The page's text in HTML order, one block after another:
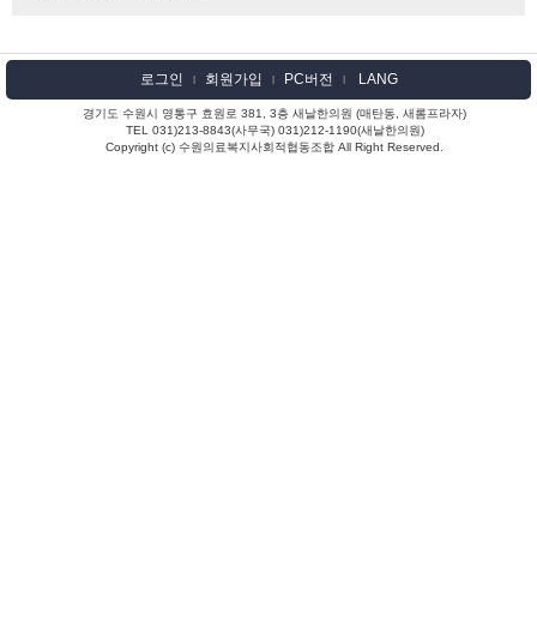
로그인 l 회원가입 l PC버전 l LANG
경기도 수원시 영통구 효원로 381, 3층 새날한의원 (매탄동, 새롬프라자)
TEL 031)213-8843(사무국) 031)212-1190(새날한의원)
Copyright (c) 수원의료복지사회적협동조합 All Right Reserved.